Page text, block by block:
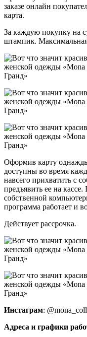
заказе онлайн
карта.
За каждую покупку на
штампик.
Оформив карту
доступны во время
навсего прихватить с
предъявить ее на
собственной
программа работает и
Действует рассрочка.
Инстаграм:
Адреса и графики